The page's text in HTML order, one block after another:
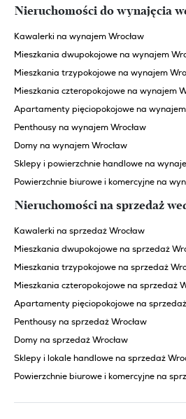
Nieruchomości do wynajęcia
Kawalerki na wynajem Wrocław
Mieszkania dwupokojowe na wynajem
Mieszkania trzypokojowe na wynajem
Mieszkania czteropokojowe na wynajem
Apartamenty pięciopokojowe na wynajem
Penthousy na wynajem Wrocław
Domy na wynajem Wrocław
Sklepy i powierzchnie handlowe na
Powierzchnie biurowe i komercyjne na
Nieruchomości na sprzedaż
Kawalerki na sprzedaż Wrocław
Mieszkania dwupokojowe na sprzedaż
Mieszkania trzypokojowe na sprzedaż
Mieszkania czteropokojowe na sprzedaż
Apartamenty pięciopokojowe na sprzedaż
Penthousy na sprzedaż Wrocław
Domy na sprzedaż Wrocław
Sklepy i lokale handlowe na sprzedaż
Powierzchnie biurowe i komercyjne na